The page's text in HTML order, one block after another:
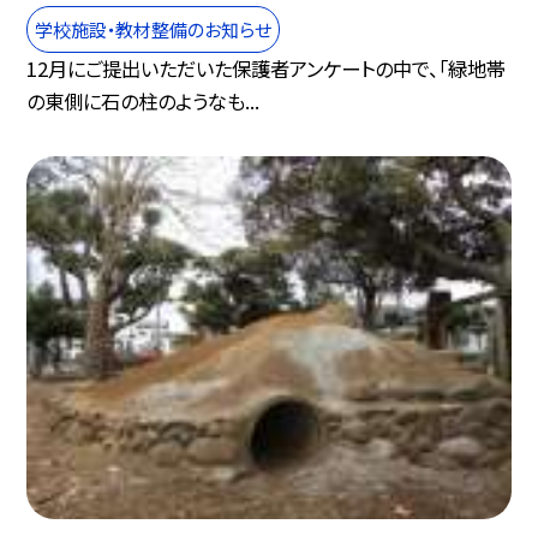
学校施設・教材整備のお知らせ
12月にご提出いただいた保護者アンケートの中で、「緑地帯
の東側に石の柱のようなも...